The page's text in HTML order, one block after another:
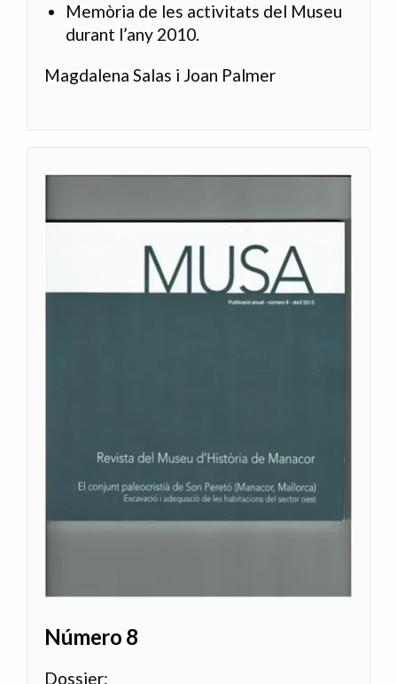
Memòria de les activitats del Museu
durant l’any 2010.
Magdalena Salas i Joan Palmer
Número 8
Dossier: